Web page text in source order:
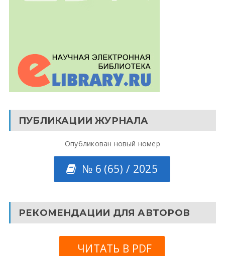
ПУБЛИКАЦИИ ЖУРНАЛА
Опубликован новый номер
№ 6 (65) / 2025
РЕКОМЕНДАЦИИ ДЛЯ АВТОРОВ
ЧИТАТЬ В PDF